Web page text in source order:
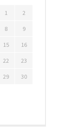
1 2
8 9
15 16
22 23
29 30